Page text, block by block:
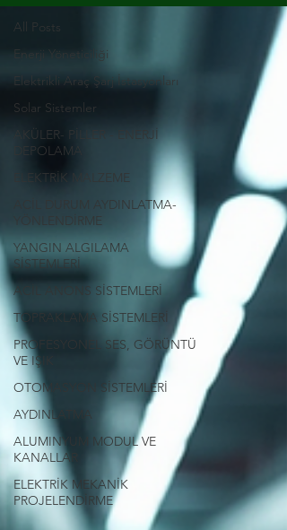
All Posts
Enerji Yöneticiliği
Elektrikli Araç Şarj İstasyonları
Solar Sistemler
AKÜLER- PİLLER - ENERJİ
DEPOLAMA
ELEKTRİK MALZEME
ACİL DURUM AYDINLATMA-
YÖNLENDİRME
YANGIN ALGILAMA
SİSTEMLERİ
ACİL ANONS SİSTEMLERİ
TOPRAKLAMA SİSTEMLERİ
PROFESYONEL SES, GÖRÜNTÜ
VE IŞIK
OTOMASYON SİSTEMLERİ
AYDINLATMA
ALUMINYUM MODUL VE
KANALLAR
ELEKTRİK MEKANİK
PROJELENDİRME